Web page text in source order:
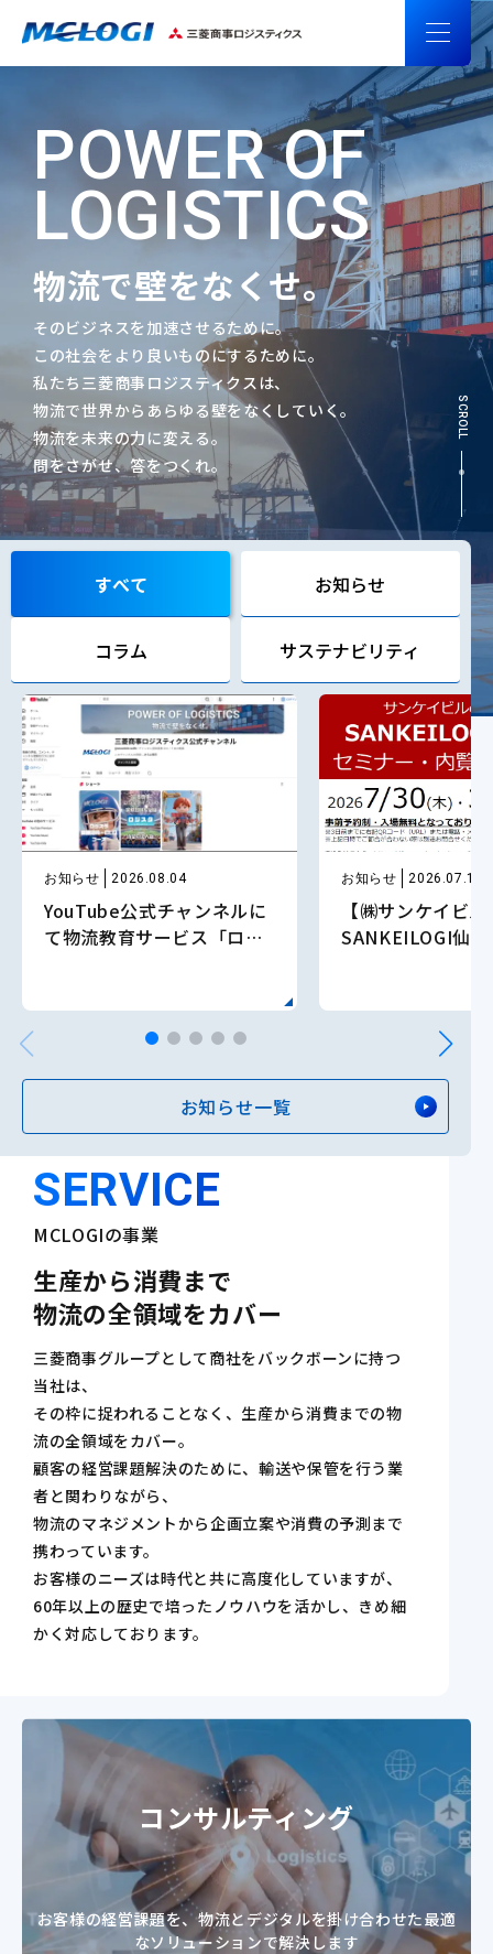
POWER OF
LOGISTICS
物流で壁をなくせ。
そのビジネスを加速させるために。
この社会をより良いものにするために。
私たち三菱商事ロジスティクスは、
物流で世界からあらゆる壁をなくしていく。
物流を未来の力に変える。
問をさがせ、答をつくれ。
SCROLL
すべて お知らせ
コラム サステナビリティ
お知らせ 2026.08.04
YouTube公式チャンネルに
て物流教育サービス「ロジ
お知らせ 2026.07.15
【㈱サンケイビ
SANKEILOGI仙
お知らせ一覧
SERVICE
MCLOGIの事業
生産から消費まで
物流の全領域をカバー
三菱商事グループとして商社をバックボーンに持つ
当社は、
その枠に捉われることなく、生産から消費までの物
流の全領域をカバー。
顧客の経営課題解決のために、輸送や保管を行う業
者と関わりながら、
物流のマネジメントから企画立案や消費の予測まで
携わっています。
お客様のニーズは時代と共に高度化していますが、
60年以上の歴史で培ったノウハウを活かし、きめ細
かく対応しております。
コンサルティング
お客様の経営課題を、物流とデジタルを掛け合わせた最適
なソリューションで解決します